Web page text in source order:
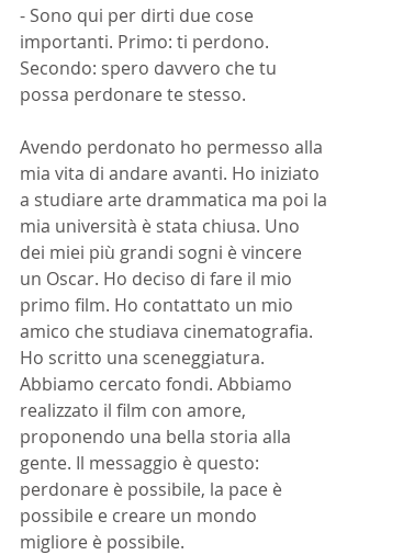
- Sono qui per dirti due cose
importanti. Primo: ti perdono.
Secondo: spero davvero che tu
possa perdonare te stesso.
Avendo perdonato ho permesso alla
mia vita di andare avanti. Ho iniziato
a studiare arte drammatica ma poi la
mia università è stata chiusa. Uno
dei miei più grandi sogni è vincere
un Oscar. Ho deciso di fare il mio
primo film. Ho contattato un mio
amico che studiava cinematografia.
Ho scritto una sceneggiatura.
Abbiamo cercato fondi. Abbiamo
realizzato il film con amore,
proponendo una bella storia alla
gente. Il messaggio è questo:
perdonare è possibile, la pace è
possibile e creare un mondo
migliore è possibile.